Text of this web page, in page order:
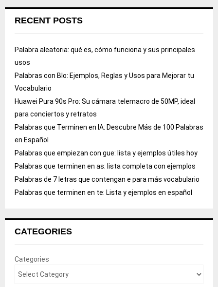
RECENT POSTS
Palabra aleatoria: qué es, cómo funciona y sus principales
usos
Palabras con Blo: Ejemplos, Reglas y Usos para Mejorar tu
Vocabulario
Huawei Pura 90s Pro: Su cámara telemacro de 50MP, ideal
para conciertos y retratos
Palabras que Terminen en IA: Descubre Más de 100 Palabras
en Español
Palabras que empiezan con gue: lista y ejemplos útiles hoy
Palabras que terminen en as: lista completa con ejemplos
Palabras de 7 letras que contengan e para más vocabulario
Palabras que terminen en te: Lista y ejemplos en español
CATEGORIES
Categories